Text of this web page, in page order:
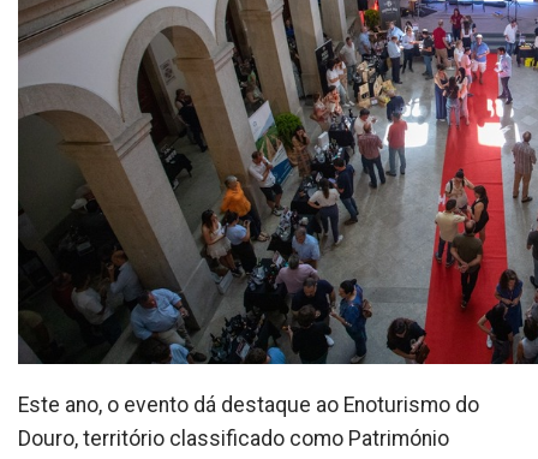
Este ano, o evento dá destaque ao Enoturismo do
Douro, território classificado como Património